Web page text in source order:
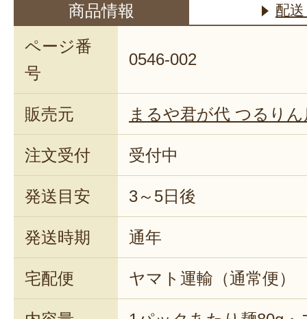
商品情報 配
ページ番
号
0546-002
販売元 まるや君が代 つるりん
注文受付 受付中
発送目安 3～5日後
発送時期 通年
宅配便 ヤマト運輸（通常便）